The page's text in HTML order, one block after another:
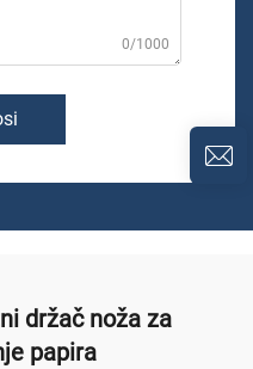
0/1000
držač noža za
papira